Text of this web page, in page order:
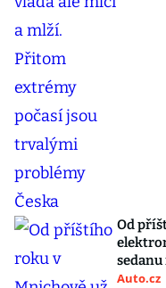
Od
sedanu
Auto.cz